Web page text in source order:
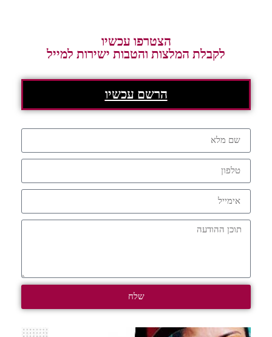
הצטרפו עכשיו
לקבלת המלצות והטבות ישירות למייל
הרשם עכשיו
שלח